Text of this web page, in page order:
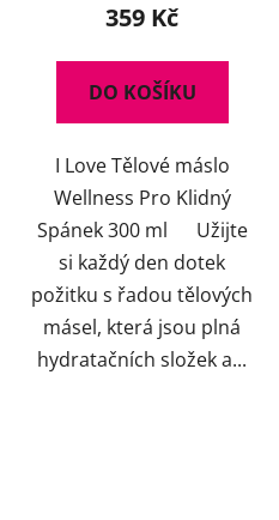
359 Kč
DO KOŠÍKU
I Love Tělové máslo
Wellness Pro Klidný
Spánek 300 ml Užijte
si každý den dotek
požitku s řadou tělových
másel, která jsou plná
hydratačních složek a...